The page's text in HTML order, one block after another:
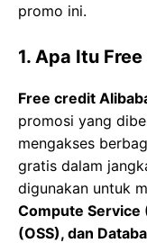
promo ini.
1. Apa Itu
Free credit
promosi yang
mengakses
gratis dalam
digunakan untuk
Compute Service
(OSS), dan